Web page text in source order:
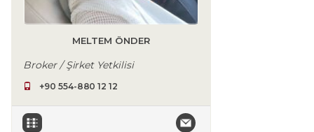
MELTEM ÖNDER
Broker / Şirket Yetkilisi
+90 554-880 12 12